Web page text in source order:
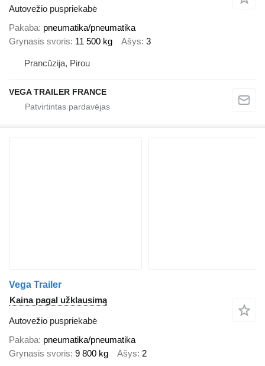
Autovežio puspriekabė
Pakaba pneumatika/pneumatika
Grynasis svoris 11 500 kg Ašys 3
Prancūzija, Pirou
VEGA TRAILER FRANCE
Vega Trailer
Kaina pagal užklausimą
Autovežio puspriekabė
Pakaba pneumatika/pneumatika
Grynasis svoris 9 800 kg Ašys 2